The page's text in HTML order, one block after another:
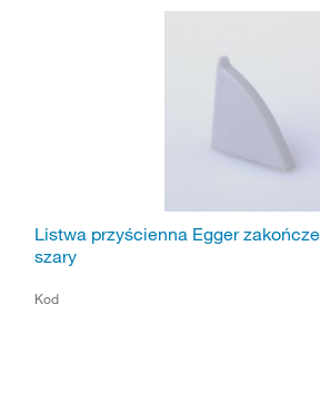
Listwa przyścienna Egger
szary
Kod